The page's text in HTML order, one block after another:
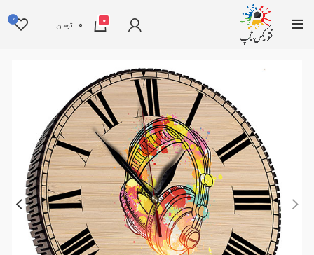
0
0 تومان
0